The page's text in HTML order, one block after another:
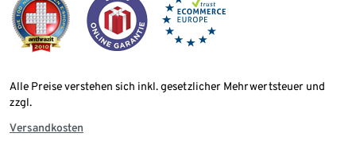
Alle Preise verstehen sich inkl. gesetzlicher Mehrwertsteuer und
zzgl.
Versandkosten